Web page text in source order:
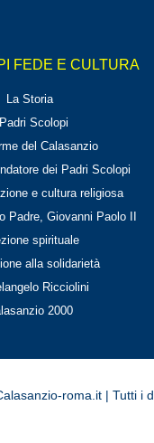
FEDE E CULTURA
La Storia
Padri Scolopi
del Calasanzio
dei Padri Scolopi
e cultura religiosa
Padre, Giovanni Paolo II
spirituale
alla solidarietà
Ricciolini
2000
roma.it | Tutti i